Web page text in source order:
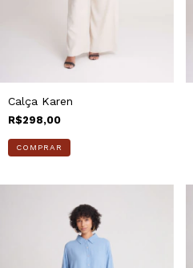
Calça Karen
R$298,00
COMPRAR